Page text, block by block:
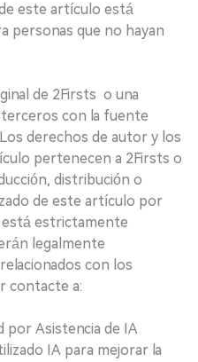
de este artículo está
personas que no hayan
de 2Firsts o una
con la fuente
derechos de autor y los
pertenecen a 2Firsts o
distribución o
de este artículo por
está estrictamente
legalmente
con los
contacte a:
por Asistencia de IA
IA para mejorar la